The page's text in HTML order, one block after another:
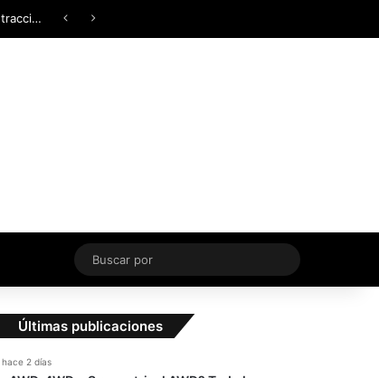
¿AWD, 4WD o Symmetrical AWD? Todo lo que necesita saber sobre los sistemas de tracción integral
Buscar
por
Últimas publicaciones
hace 2 días